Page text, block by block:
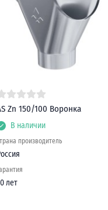
Zn 150/100 Воронка
В наличии
производитель
лет